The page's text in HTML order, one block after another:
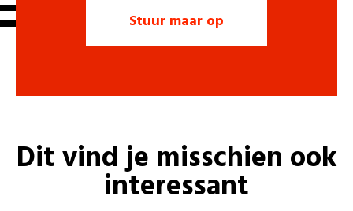
Dit vind je misschien ook
interessant